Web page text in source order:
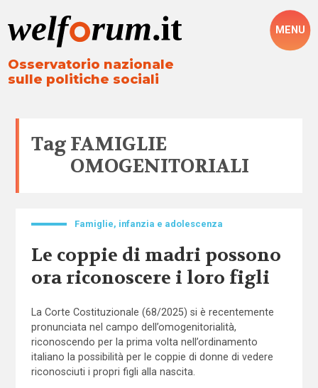
Osservatorio nazionale
sulle politiche sociali
MENU
Tag FAMIGLIE
OMOGENITORIALI
Famiglie, infanzia e adolescenza
Le coppie di madri possono
ora riconoscere i loro figli
La Corte Costituzionale (68/2025) si è recentemente
pronunciata nel campo dell’omogenitorialità,
riconoscendo per la prima volta nell’ordinamento
italiano la possibilità per le coppie di donne di vedere
riconosciuti i propri figli alla nascita.